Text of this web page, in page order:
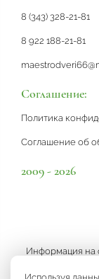
8 (343) 328-21-81
8 922 188-21-81
Соглашение:
Политика
Соглашение об
2009 - 2026
Информация на
рекламой, а